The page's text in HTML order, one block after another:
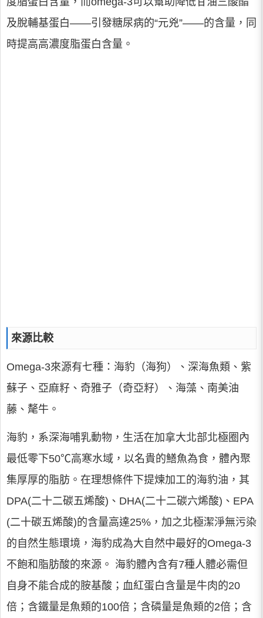
及脫輔基蛋白——引發糖尿病的“元兇”——的含量，同
時提高高濃度脂蛋白含量。
來源比較
Omega-3來源有七種：海豹（海狗）、深海魚類、紫
蘇子、亞麻籽、奇雅子（奇亞籽）、海藻、南美油
藤、氂牛。
海豹，系深海哺乳動物，生活在加拿大北部北極圈內
最低零下50℃高寒水域，以名貴的鱔魚為食，體內聚
集厚厚的脂肪。在理想條件下提煉加工的海豹油，其
DPA(二十二碳五烯酸)、DHA(二十二碳六烯酸)、EPA
(二十碳五烯酸)的含量高達25%，加之北極潔淨無污染
的自然生態環境，海豹成為大自然中最好的Omega-3
不飽和脂肪酸的來源。 海豹體內含有7種人體必需但
自身不能合成的胺基酸；血紅蛋白含量是牛肉的20
倍；含鐵量是魚類的100倍；含磷量是魚類的2倍；含